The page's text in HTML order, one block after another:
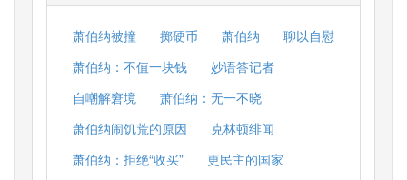
萧伯纳被撞 掷硬币 萧伯纳
聊以自慰
萧伯纳：不值一块钱
妙语答记者
自嘲解窘境
萧伯纳：无一不晓
萧伯纳闹饥荒的原因
克林顿绯闻
萧伯纳：拒绝“收买”
更民主的国家